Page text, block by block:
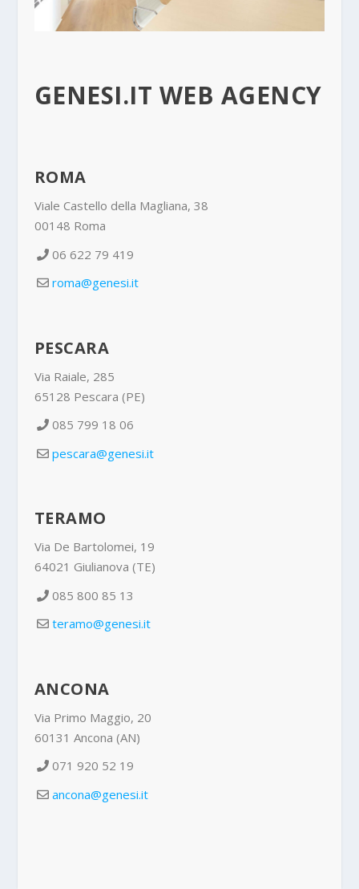
GENESI.IT WEB AGENCY
ROMA
Viale Castello della Magliana, 38
00148 Roma
06 622 79 419
roma@genesi.it
PESCARA
Via Raiale, 285
65128 Pescara (PE)
085 799 18 06
pescara@genesi.it
TERAMO
Via De Bartolomei, 19
64021 Giulianova (TE)
085 800 85 13
teramo@genesi.it
ANCONA
Via Primo Maggio, 20
60131 Ancona (AN)
071 920 52 19
ancona@genesi.it